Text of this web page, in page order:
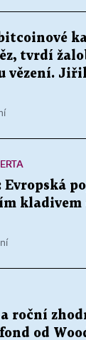
tvrdí
vězení.
kladivem
roční
od